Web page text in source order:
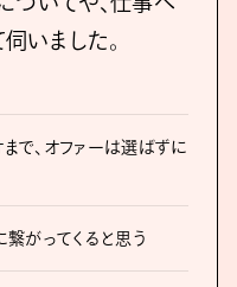
いました。
で、オファーは選ばずに
がってくると思う